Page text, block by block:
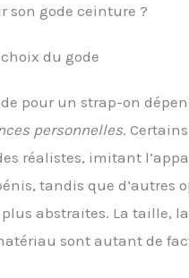
son gode ceinture ?
du gode
pour un strap-on
personnelles. Certains
réalistes, imitant
tandis que d’autres
abstraites. La taille,
sont autant de